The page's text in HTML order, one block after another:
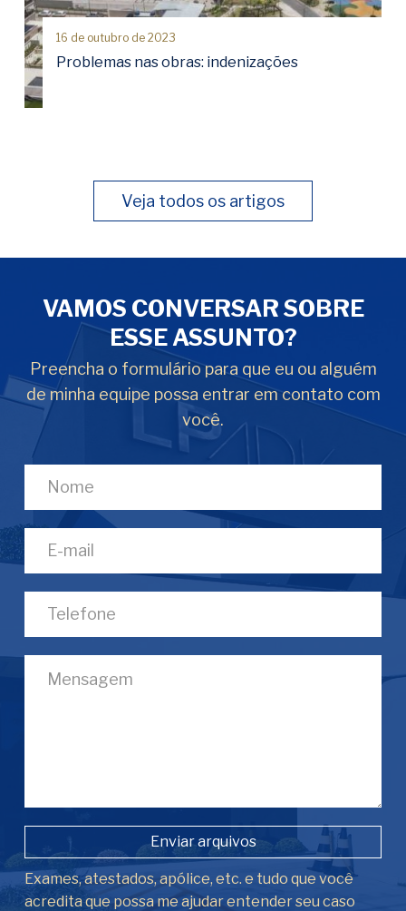
16 de outubro de 2023
Problemas nas obras: indenizações
Veja todos os artigos
VAMOS CONVERSAR SOBRE
ESSE ASSUNTO?
Preencha o formulário para que eu ou alguém
de minha equipe possa entrar em contato com
você.
Enviar arquivos
Exames, atestados, apólice, etc. e tudo que você
acredita que possa me ajudar entender seu caso